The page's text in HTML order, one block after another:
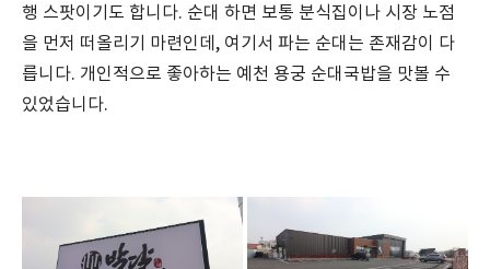
행 스팟이기도 합니다. 순대 하면 보통 분식집이나 시장 노점
을 먼저 떠올리기 마련인데, 여기서 파는 순대는 존재감이 다
릅니다. 개인적으로 좋아하는 예천 용궁 순대국밥을 맛볼 수
있었습니다.